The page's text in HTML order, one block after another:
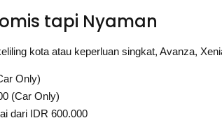
tapi Nyaman
kota atau keperluan singkat, Avanza,
Only)
(Car Only)
dari IDR 600.000